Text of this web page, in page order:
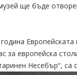
ще бъде
за европейска
Несебър“, са